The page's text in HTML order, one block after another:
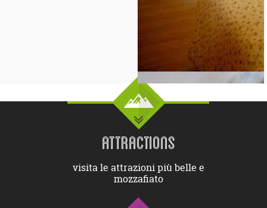
ATTRACTIONS
visita le attrazioni più belle e
mozzafiato